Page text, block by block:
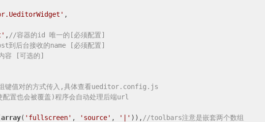
,
, //容器的id 唯一的[必须配置]
到后台接收的name [必须配置]
容 [可选的]
键值对的方式传入,具体查看ueditor.config.js
置也会被覆盖)程序会自动处理后端url
array( 'fullscreen' , 'source' , '|' )), //toolbars注意是嵌套两个数组